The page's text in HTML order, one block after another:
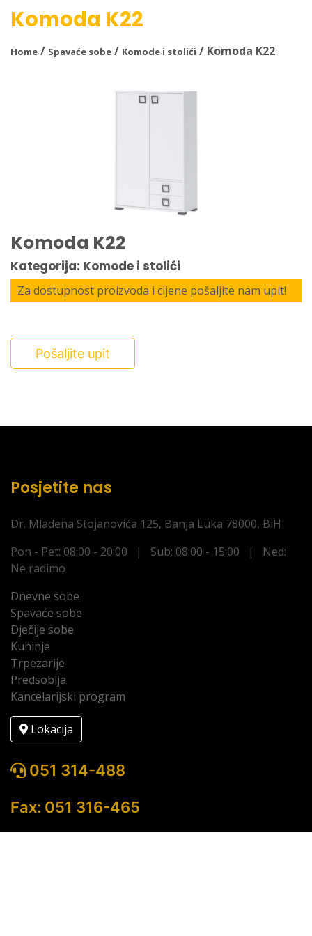
Komoda K22
Home / Spavaće sobe / Komode i stolići / Komoda K22
Komoda K22
Kategorija: Komode i stolići
Za dostupnost proizvoda i cijene pošaljite nam upit!
Pošaljite upit
Posjetite nas
Dr. Mladena Stojanovića 125, Banja Luka 78000, BiH
Pon - Pet: 08:00 - 20:00 | Sub: 08:00 - 15:00 | Ned:
Ne radimo
Dnevne sobe
Spavaće sobe
Dječije sobe
Kuhinje
Trpezarije
Predsoblja
Kancelarijski program
Lokacija
051 314-488
Fax: 051 316-465